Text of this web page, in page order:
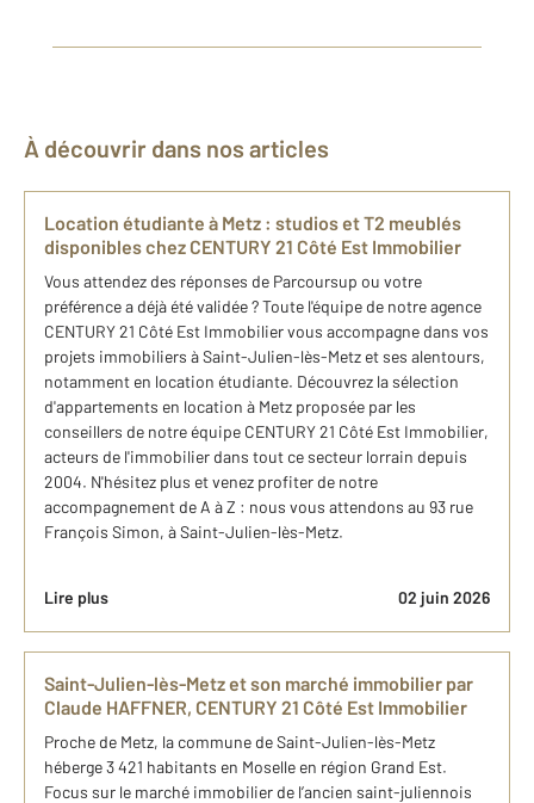
À découvrir dans nos articles
Location étudiante à Metz : studios et T2 meublés
disponibles chez CENTURY 21 Côté Est Immobilier
Vous attendez des réponses de Parcoursup ou votre
préférence a déjà été validée ? Toute l'équipe de notre agence
CENTURY 21 Côté Est Immobilier vous accompagne dans vos
projets immobiliers à Saint-Julien-lès-Metz et ses alentours,
notamment en location étudiante. Découvrez la sélection
d'appartements en location à Metz proposée par les
conseillers de notre équipe CENTURY 21 Côté Est Immobilier,
acteurs de l'immobilier dans tout ce secteur lorrain depuis
2004. N'hésitez plus et venez profiter de notre
accompagnement de A à Z : nous vous attendons au 93 rue
François Simon, à Saint-Julien-lès-Metz.
Lire plus 02 juin 2026
Saint-Julien-lès-Metz et son marché immobilier par
Claude HAFFNER, CENTURY 21 Côté Est Immobilier
Proche de Metz, la commune de Saint-Julien-lès-Metz
héberge 3 421 habitants en Moselle en région Grand Est.
Focus sur le marché immobilier de l’ancien saint-juliennois